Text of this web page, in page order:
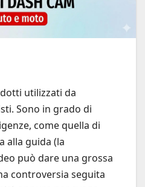
utilizzati da
Sono in grado di
come quella di
alla guida (la
può dare una grossa
controversia seguita